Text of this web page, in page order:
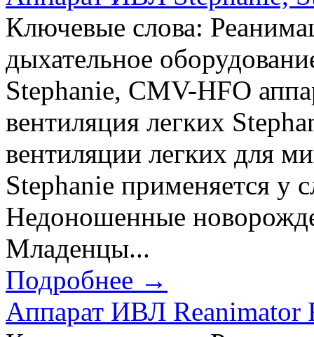
Ключевые слова:
дыхательное
Stephanie, CMV-HFO
вентиляция легких
вентиляции легких для
Stephanie применяется у
Недоношенные
Младенцы...
Подробнее →
Аппарат ИВЛ Reanimator